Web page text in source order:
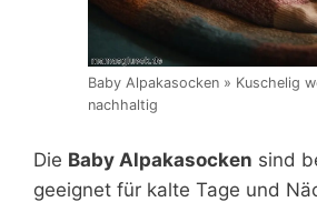
Baby Alpakasocken » Kuschelig
nachhaltig
Die Baby Alpakasocken sind
geeignet für kalte Tage und